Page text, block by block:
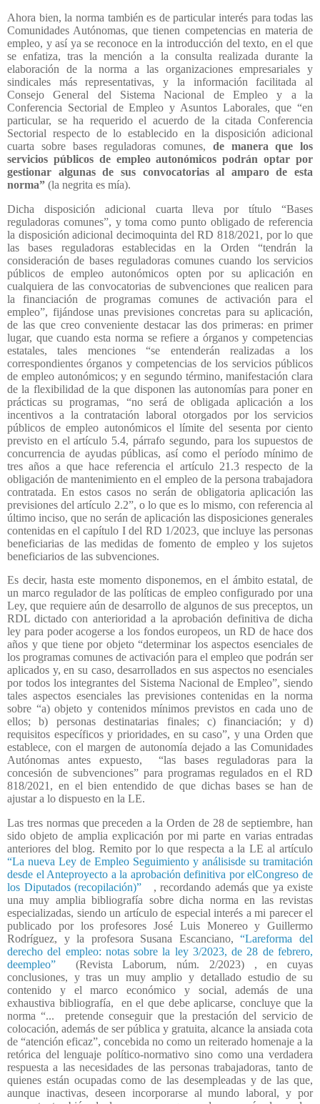
Ahora bien, la norma también es de particular interés para todas las
Comunidades Autónomas, que tienen competencias en materia de
empleo, y así ya se reconoce en la introducción del texto, en el que
se enfatiza, tras la mención a la consulta realizada durante la
elaboración de la norma a las organizaciones empresariales y
sindicales más representativas, y la información facilitada al
Consejo General del Sistema Nacional de Empleo y a la
Conferencia Sectorial de Empleo y Asuntos Laborales, que “en
particular, se ha requerido el acuerdo de la citada Conferencia
Sectorial respecto de lo establecido en la disposición adicional
cuarta sobre bases reguladoras comunes, de manera que los
servicios públicos de empleo autonómicos podrán optar por
gestionar algunas de sus convocatorias al amparo de esta
norma” (la negrita es mía).
Dicha disposición adicional cuarta lleva por título “Bases
reguladoras comunes”, y toma como punto obligado de referencia
la disposición adicional decimoquinta del RD 818/2021, por lo que
las bases reguladoras establecidas en la Orden “tendrán la
consideración de bases reguladoras comunes cuando los servicios
públicos de empleo autonómicos opten por su aplicación en
cualquiera de las convocatorias de subvenciones que realicen para
la financiación de programas comunes de activación para el
empleo”, fijándose unas previsiones concretas para su aplicación,
de las que creo conveniente destacar las dos primeras: en primer
lugar, que cuando esta norma se refiere a órganos y competencias
estatales, tales menciones “se entenderán realizadas a los
correspondientes órganos y competencias de los servicios públicos
de empleo autonómicos; y en segundo término, manifestación clara
de la flexibilidad de la que disponen las autonomías para poner en
prácticas su programas, “no será de obligada aplicación a los
incentivos a la contratación laboral otorgados por los servicios
públicos de empleo autonómicos el límite del sesenta por ciento
previsto en el artículo 5.4, párrafo segundo, para los supuestos de
concurrencia de ayudas públicas, así como el período mínimo de
tres años a que hace referencia el artículo 21.3 respecto de la
obligación de mantenimiento en el empleo de la persona trabajadora
contratada. En estos casos no serán de obligatoria aplicación las
previsiones del artículo 2.2”, o lo que es lo mismo, con referencia al
último inciso, que no serán de aplicación las disposiciones generales
contenidas en el capítulo I del RD 1/2023, que incluye las personas
beneficiarias de las medidas de fomento de empleo y los sujetos
beneficiarios de las subvenciones.
Es decir, hasta este momento disponemos, en el ámbito estatal, de
un marco regulador de las políticas de empleo configurado por una
Ley, que requiere aún de desarrollo de algunos de sus preceptos, un
RDL dictado con anterioridad a la aprobación definitiva de dicha
ley para poder acogerse a los fondos europeos, un RD de hace dos
años y que tiene por objeto “determinar los aspectos esenciales de
los programas comunes de activación para el empleo que podrán ser
aplicados y, en su caso, desarrollados en sus aspectos no esenciales
por todos los integrantes del Sistema Nacional de Empleo”, siendo
tales aspectos esenciales las previsiones contenidas en la norma
sobre “a) objeto y contenidos mínimos previstos en cada uno de
ellos; b) personas destinatarias finales; c) financiación; y d)
requisitos específicos y prioridades, en su caso”, y una Orden que
establece, con el margen de autonomía dejado a las Comunidades
Autónomas antes expuesto,
“las bases reguladoras para la
concesión de subvenciones” para programas regulados en el RD
818/2021, en el bien entendido de que dichas bases se han de
ajustar a lo dispuesto en la LE.
Las tres normas que preceden a la Orden de 28 de septiembre, han
sido objeto de amplia explicación por mi parte en varias entradas
anteriores del blog. Remito por lo que respecta a la LE al artículo
“La nueva Ley de Empleo Seguimiento y análisisde su tramitación
desde el Anteproyecto a la aprobación definitiva por elCongreso de
los Diputados (recopilación)”
, recordando además que ya existe
una muy amplia bibliografía sobre dicha norma en las revistas
especializadas, siendo un artículo de especial interés a mi parecer el
publicado por los profesores José Luis Monereo y Guillermo
Rodríguez, y la profesora Susana Escanciano,“Lareforma del
derecho del empleo: notas sobre la ley 3/2023, de 28 de febrero,
deempleo”
(Revista Laborum, núm. 2/2023) , en cuyas
conclusiones, y tras un muy amplio y detallado estudio de su
contenido y el marco económico y social, además de una
exhaustiva bibliografía,
en el que debe aplicarse, concluye que la
norma “...
pretende conseguir que la prestación del servicio de
colocación, además de ser pública y gratuita, alcance la ansiada cota
de “atención eficaz”, concebida no como un reiterado homenaje a la
retórica del lenguaje político-normativo sino como una verdadera
respuesta a las necesidades de las personas trabajadoras, tanto de
quienes están ocupadas como de las desempleadas y de las que,
aunque inactivas, deseen incorporarse al mundo laboral, y por